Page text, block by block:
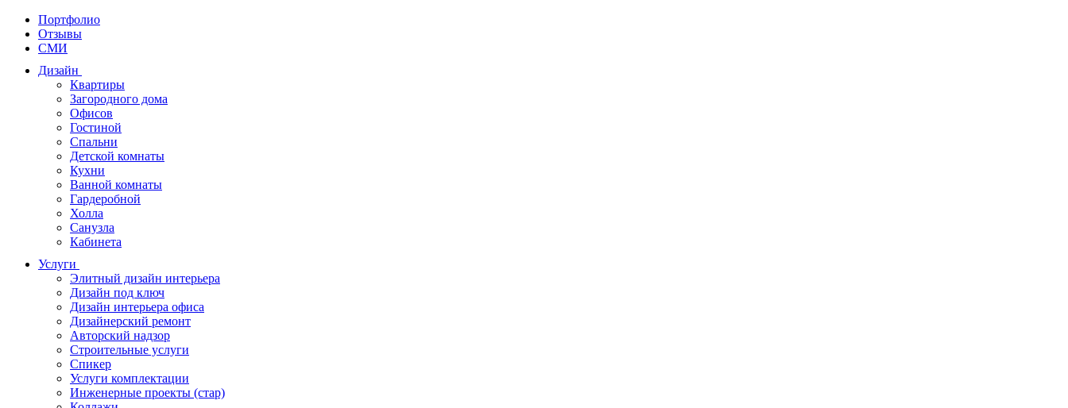
Портфолио
Отзывы
СМИ
Дизайн
Квартиры
Загородного дома
Офисов
Гостиной
Спальни
Детской комнаты
Кухни
Ванной комнаты
Гардеробной
Холла
Санузла
Кабинета
Услуги
Элитный дизайн интерьера
Дизайн под ключ
Дизайн интерьера офиса
Дизайнерский ремонт
Авторский надзор
Строительные услуги
Спикер
Услуги комплектации
Инженерные проекты (стар)